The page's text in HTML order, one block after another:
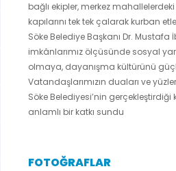
bağlı ekipler, merkez
kapılarını tek tek çalarak kurban
Söke Belediye Başkanı Dr. Mustafa
imkânlarımız ölçüsünde sosyal
olmaya, dayanışma kültürünü
Vatandaşlarımızın duaları ve
Söke Belediyesi’nin
anlamlı bir katkı sundu
FOTOĞRAFLAR